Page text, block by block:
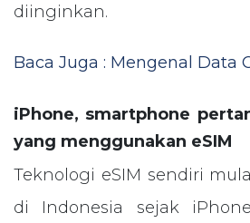
diinginkan.
Baca Juga : Mengenal Data
iPhone, smartphone
yang menggunakan eSIM
Teknologi eSIM sendiri
di Indonesia sejak